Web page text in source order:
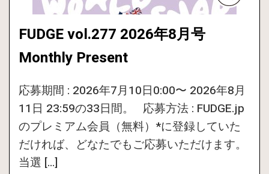
FUDGE vol.277 2026年8月号
Monthly Present
応募期間 : 2026年7月10日0:00〜 2026年8月
11日 23:59の33日間。 応募方法 : FUDGE.jp
のプレミアム会員（無料）*に登録していた
だければ、どなたでもご応募いただけます。
当選 […]